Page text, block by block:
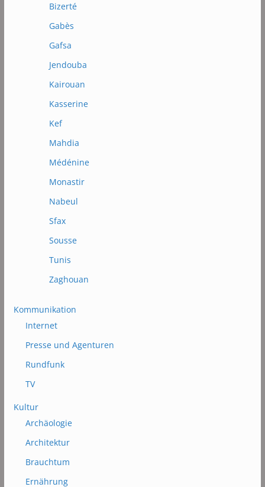
Bizerté
Gabès
Gafsa
Jendouba
Kairouan
Kasserine
Kef
Mahdia
Médénine
Monastir
Nabeul
Sfax
Sousse
Tunis
Zaghouan
Kommunikation
Internet
Presse und Agenturen
Rundfunk
TV
Kultur
Archäologie
Architektur
Brauchtum
Ernährung